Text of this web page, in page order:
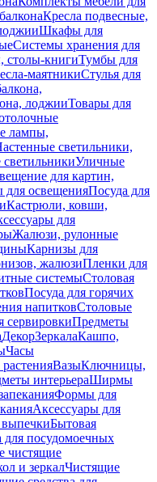
Кресла подвесные,
Шкафы для
Системы хранения для
столы-книгиТумбы для
маятникиСтулья для
лоджииТовары для
лампы,
светильники,
Уличные
для картин,
для освещенияПосуда для
Кастрюли, ковши,
для
Жалюзи, рулонные
Карнизы для
жалюзиПленки для
системыСтоловая
Посуда для горячих
напитковСтоловые
сервировкиПредметы
ДекорЗеркалаКашпо,
Часы
ВазыКлючницы,
интерьераШирмы
Формы для
Аксессуары для
выпечкиБытовая
для посудомоечных
чистящие
и зеркалЧистящие